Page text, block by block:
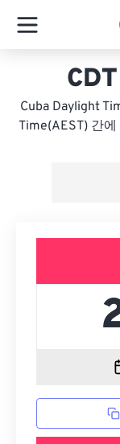
Cuba Daylight
Time(AEST) 간